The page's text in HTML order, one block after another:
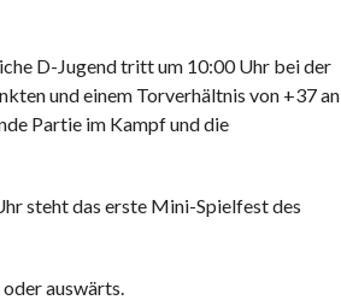
D-Jugend tritt um 10:00 Uhr bei der
und einem Torverhältnis von +37 an
Partie im Kampf und die
steht das erste Mini-Spielfest des
auswärts.